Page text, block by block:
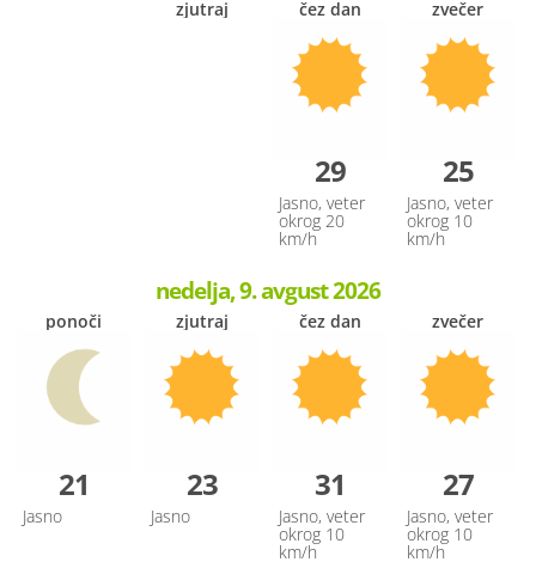
zjutraj čez dan
29
Jasno, veter
okrog 20
km/h
zvečer
25
Jasno, veter
okrog 10
km/h
nedelja, 9. avgust 2026
ponoči
21
Jasno
zjutraj
23
Jasno
čez dan
31
Jasno, veter
okrog 10
km/h
zvečer
27
Jasno, veter
okrog 10
km/h